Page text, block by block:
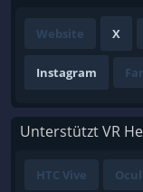
Website X
Instagram
Unterstützt VR
HTC Vive